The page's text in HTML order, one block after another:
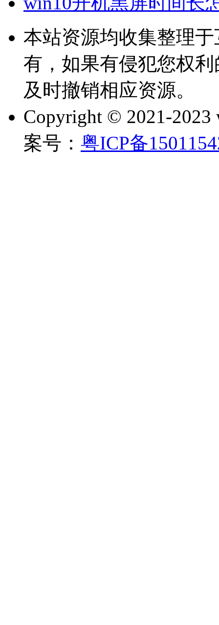
本站资源均收集整理
有，如果有侵犯您权
及时撤销相应资源。
Copyright © 2021-2023
案号： 粤ICP备